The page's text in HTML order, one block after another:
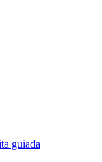
guiada